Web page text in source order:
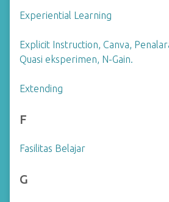
Experiential Learning
Explicit Instruction, Canva,
Quasi eksperimen, N-Gain.
Extending
F
Fasilitas Belajar
G